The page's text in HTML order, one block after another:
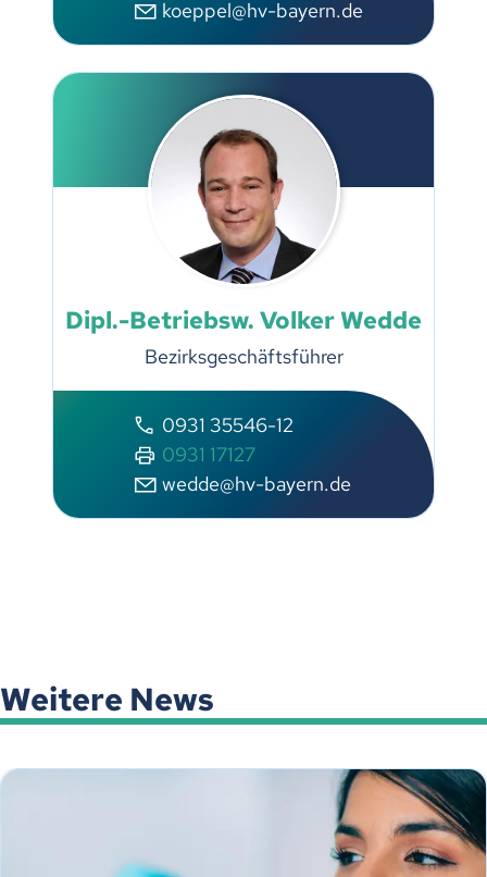
koeppel@hv-bayern.de
Dipl.-Betriebsw. Volker Wedde
Bezirksgeschäftsführer
0931 35546-12
0931 17127
wedde@hv-bayern.de
Weitere News